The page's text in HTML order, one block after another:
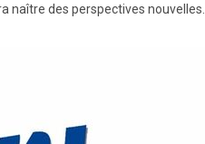
naître des perspectives nouvelles.